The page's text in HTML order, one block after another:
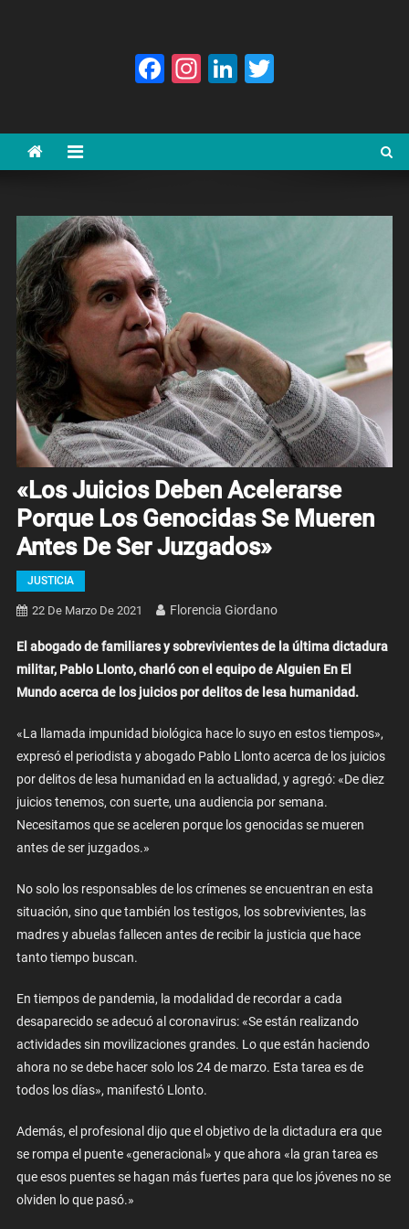
Facebook
Instagram
LinkedIn
«Los Juicios Deben Acelerarse
Porque Los Genocidas Se Mueren
Antes De Ser Juzgados»
JUSTICIA
22 De Marzo De 2021 Florencia Giordano
El abogado de familiares y sobrevivientes de la última dictadura
militar, Pablo Llonto, charló con el equipo de Alguien En El
Mundo acerca de los juicios por delitos de lesa humanidad.
«La llamada impunidad biológica hace lo suyo en estos tiempos»,
expresó el periodista y abogado Pablo Llonto acerca de los juicios
por delitos de lesa humanidad en la actualidad, y agregó: «De diez
juicios tenemos, con suerte, una audiencia por semana.
Necesitamos que se aceleren porque los genocidas se mueren
antes de ser juzgados.»
No solo los responsables de los crímenes se encuentran en esta
situación, sino que también los testigos, los sobrevivientes, las
madres y abuelas fallecen antes de recibir la justicia que hace
tanto tiempo buscan.
En tiempos de pandemia, la modalidad de recordar a cada
desaparecido se adecuó al coronavirus: «Se están realizando
actividades sin movilizaciones grandes. Lo que están haciendo
ahora no se debe hacer solo los 24 de marzo. Esta tarea es de
todos los días», manifestó Llonto.
Además, el profesional dijo que el objetivo de la dictadura era que
se rompa el puente «generacional» y que ahora «la gran tarea es
que esos puentes se hagan más fuertes para que los jóvenes no se
olviden lo que pasó.»